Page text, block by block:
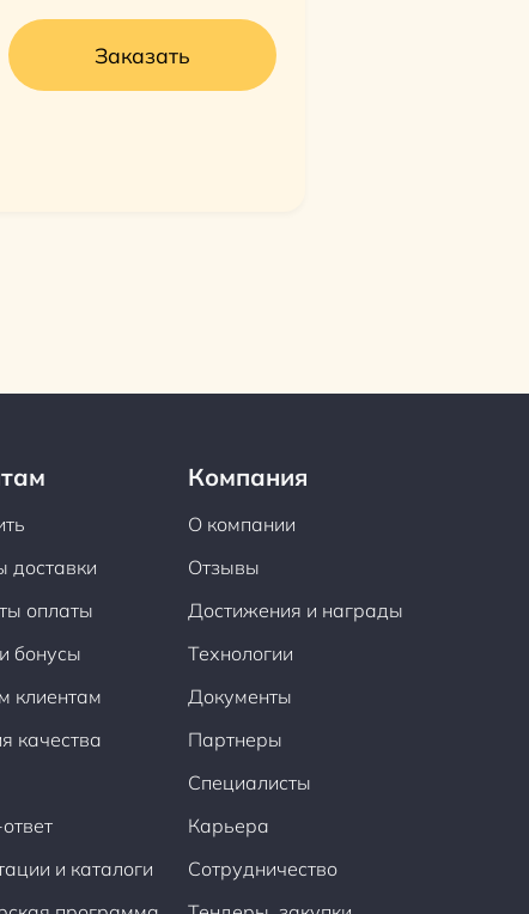
Заказать
доставки
оплаты
бонусы
клиентам
качества
и каталоги
Компания
О компании
Отзывы
Достижения и награды
Технологии
Документы
Партнеры
Специалисты
Карьера
Сотрудничество